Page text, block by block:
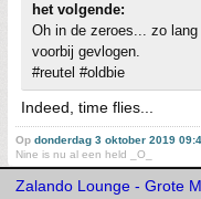
het volgende:
Oh in de zeroes... zo
voorbij gevlogen.
#reutel #oldbie
Indeed, time flies...
Op donderdag 3 oktober 2019
Nine is nu al een held _O_
Zalando Lounge - Grote